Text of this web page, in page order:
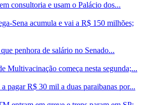
consultoria e usam o Palácio dos...
Sena acumula e vai a R$ 150 milhões;
penhora de salário no Senado...
Multivacinação começa nesta segunda;...
pagar R$ 30 mil a duas paraibanas por...